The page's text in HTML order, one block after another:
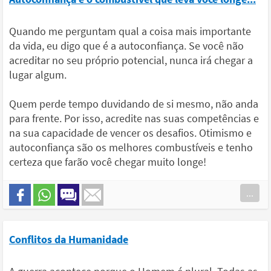
Quando me perguntam qual a coisa mais importante
da vida, eu digo que é a autoconfiança. Se você não
acreditar no seu próprio potencial, nunca irá chegar a
lugar algum.
Quem perde tempo duvidando de si mesmo, não anda
para frente. Por isso, acredite nas suas competências e
na sua capacidade de vencer os desafios. Otimismo e
autoconfiança são os melhores combustíveis e tenho
certeza que farão você chegar muito longe!
...
Conflitos da Humanidade